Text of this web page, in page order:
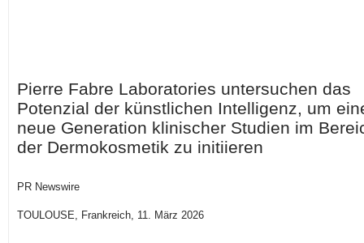
Pierre Fabre Laboratories untersuchen das
Potenzial der künstlichen Intelligenz, um
neue Generation klinischer Studien im
der Dermokosmetik zu initiieren
PR Newswire
TOULOUSE, Frankreich, 11. März 2026